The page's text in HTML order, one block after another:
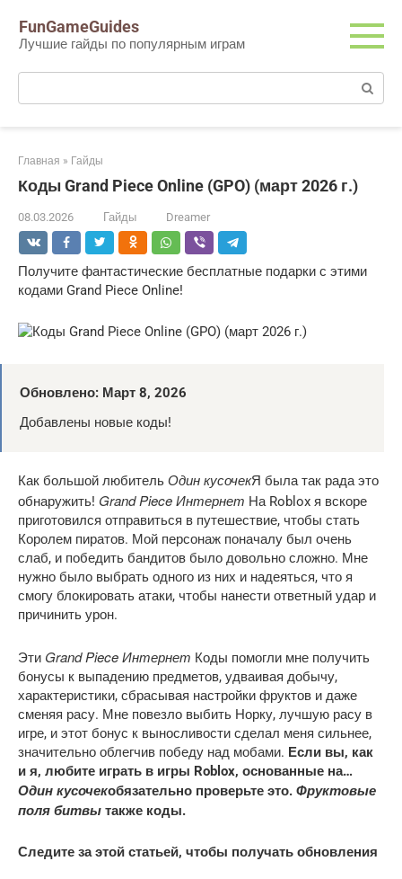
контенту
FunGameGuides
Лучшие гайды по популярным играм
Поиск:
Главная » Гайды
Коды Grand Piece Online (GPO) (март 2026 г.)
08.03.2026 Гайды Dreamer
Получите фантастические бесплатные подарки с этими
кодами Grand Piece Online!
Обновлено: Март 8, 2026
Добавлены новые коды!
Как большой любитель Один кусочекЯ была так рада это
обнаружить! Grand Piece Интернет На Roblox я вскоре
приготовился отправиться в путешествие, чтобы стать
Королем пиратов. Мой персонаж поначалу был очень
слаб, и победить бандитов было довольно сложно. Мне
нужно было выбрать одного из них и надеяться, что я
смогу блокировать атаки, чтобы нанести ответный удар и
причинить урон.
Эти Grand Piece Интернет Коды помогли мне получить
бонусы к выпадению предметов, удваивая добычу,
характеристики, сбрасывая настройки фруктов и даже
сменяя расу. Мне повезло выбить Норку, лучшую расу в
игре, и этот бонус к выносливости сделал меня сильнее,
значительно облегчив победу над мобами. Если вы, как
и я, любите играть в игры Roblox, основанные на…
Один кусочекобязательно проверьте это. Фруктовые
поля битвы также коды.
Следите за этой статьей, чтобы получать обновления